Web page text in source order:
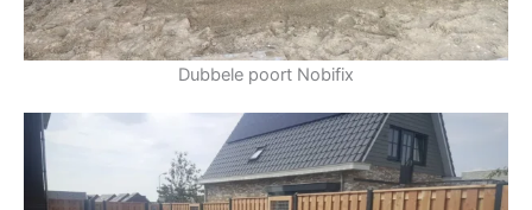
Dubbele poort Nobifix